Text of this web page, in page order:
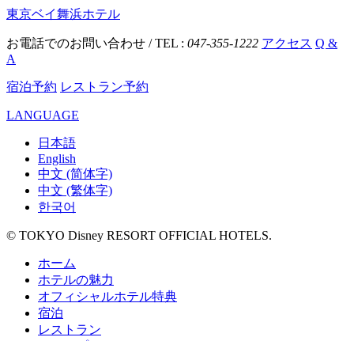
東京ベイ舞浜ホテル
お電話でのお問い合わせ / TEL : 047-355-1222 アクセス Q &
A
宿泊予約 レストラン予約
LANGUAGE
日本語
English
中文 (简体字)
中文 (繁体字)
한국어
© TOKYO Disney RESORT OFFICIAL HOTELS.
ホーム
ホテルの魅力
オフィシャルホテル特典
宿泊
レストラン